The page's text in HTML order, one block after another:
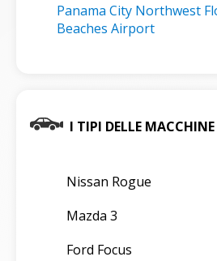
Panama City Northwest
Beaches Airport
I TIPI DELLE
Nissan Rogue
Mazda 3
Ford Focus